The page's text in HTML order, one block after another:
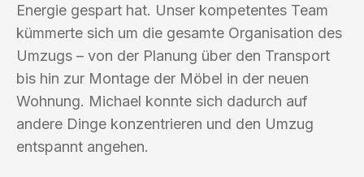
Energie gespart hat. Unser kompetentes Team
kümmerte sich um die gesamte Organisation des
Umzugs – von der Planung über den Transport
bis hin zur Montage der Möbel in der neuen
Wohnung. Michael konnte sich dadurch auf
andere Dinge konzentrieren und den Umzug
entspannt angehen.